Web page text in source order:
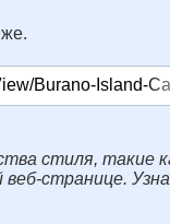
стиля, такие
странице.